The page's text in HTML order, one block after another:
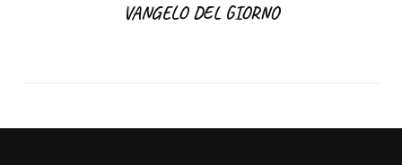
VANGELO DEL GIORNO